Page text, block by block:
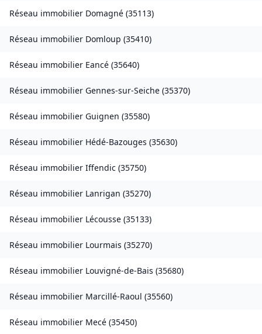
Réseau immobilier Domagné (35113)
Réseau immobilier Domloup (35410)
Réseau immobilier Eancé (35640)
Réseau immobilier Gennes-sur-Seiche (35370)
Réseau immobilier Guignen (35580)
Réseau immobilier Hédé-Bazouges (35630)
Réseau immobilier Iffendic (35750)
Réseau immobilier Lanrigan (35270)
Réseau immobilier Lécousse (35133)
Réseau immobilier Lourmais (35270)
Réseau immobilier Louvigné-de-Bais (35680)
Réseau immobilier Marcillé-Raoul (35560)
Réseau immobilier Mecé (35450)